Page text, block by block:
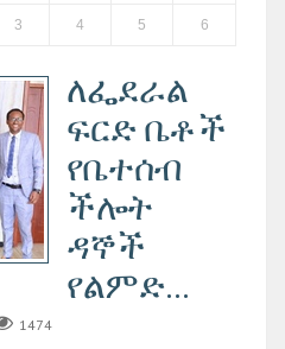
3 4 5 6
ለፌደራል
ፍርድ ቤቶች
የቤተሰብ
ችሎት
ዳኞች
የልምድ...
1474